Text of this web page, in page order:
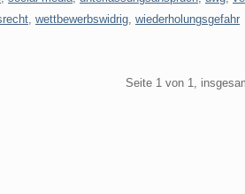
wettbewerbswidrig wiederholungsgefahr
Seite 1 von 1,